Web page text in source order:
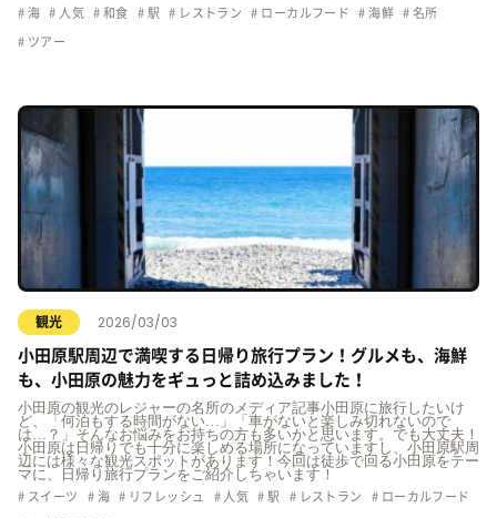
海 人気 和食 駅 レストラン ローカルフード 海鮮 名所
ツアー
観光 2026/03/03
小田原駅周辺で満喫する日帰り旅行プラン！グルメも、海鮮
も、小田原の魅力をギュっと詰め込みました！
小田原の観光のレジャーの名所のメディア記事小田原に旅行したいけ
ど、「何泊もする時間がない…」「車がないと楽しみ切れないので
は…？」そんなお悩みをお持ちの方も多いかと思います。でも大丈夫！
小田原は日帰りでも十分に楽しめる場所になっていますし、小田原駅周
辺には様々な観光スポットがあります！今回は徒歩で回る小田原をテー
マに、日帰り旅行プランをご紹介しちゃいます！
スイーツ 海 リフレッシュ 人気 駅 レストラン ローカルフード